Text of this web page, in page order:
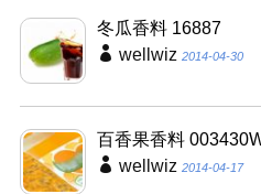
冬瓜香料 16887
wellwiz 2014-04-30
百香果香料
wellwiz 2014-04-17